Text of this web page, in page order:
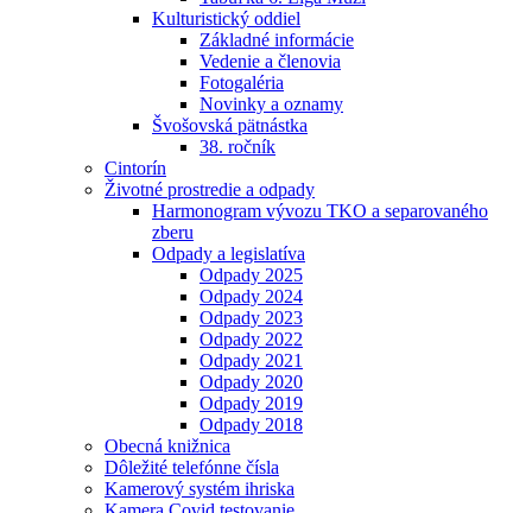
Kulturistický oddiel
Základné informácie
Vedenie a členovia
Fotogaléria
Novinky a oznamy
Švošovská pätnástka
38. ročník
Cintorín
Životné prostredie a odpady
Harmonogram vývozu TKO a separovaného
zberu
Odpady a legislatíva
Odpady 2025
Odpady 2024
Odpady 2023
Odpady 2022
Odpady 2021
Odpady 2020
Odpady 2019
Odpady 2018
Obecná knižnica
Dôležité telefónne čísla
Kamerový systém ihriska